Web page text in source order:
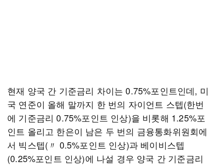
현재 양국 간 기준금리 차이는 0.75%포인트인데, 미
국 연준이 올해 말까지 한 번의 자이언트 스텝(한번
에 기준금리 0.75%포인트 인상)을 비롯해 1.25%포
인트 올리고 한은이 남은 두 번의 금융통화위원회에
서 빅스텝(〃 0.5%포인트 인상)과 베이비스텝
(0.25%포인트 인상)에 나설 경우 양국 간 기준금리